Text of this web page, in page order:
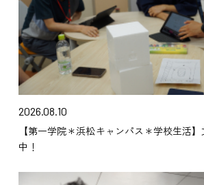
2026.08.10
【第一学院＊浜松キャンパス＊学校生活
中！